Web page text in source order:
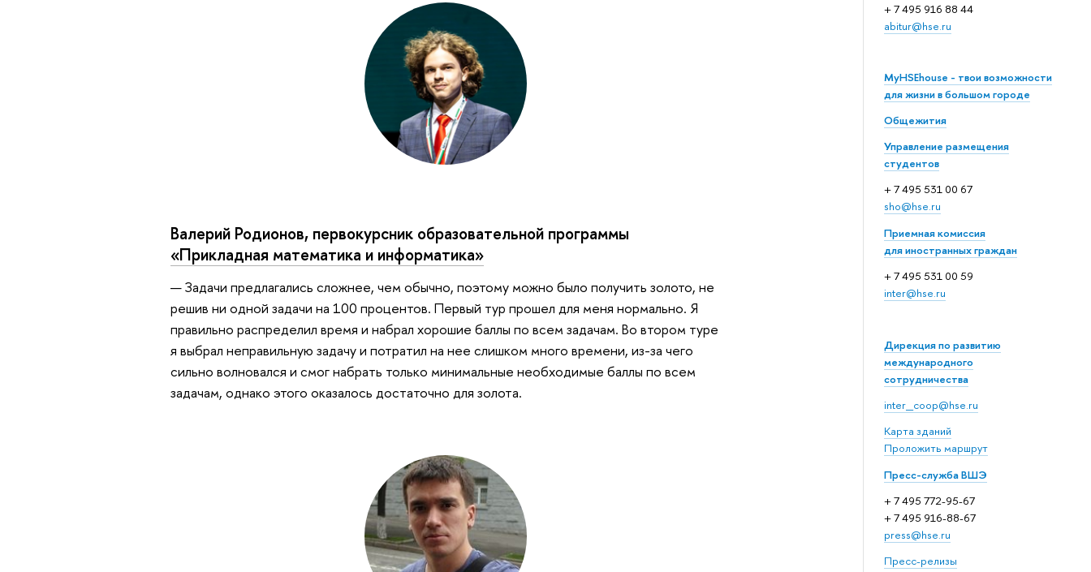
+ 7 495 916 88 44
abitur@hse.ru
MyHSEhouse - твои возможности
для жизни в большом городе
Общежития
Управление размещения
студентов
+ 7 495 531 00 67
sho@hse.ru
Приемная комиссия
для иностранных граждан
+ 7 495 531 00 59
inter@hse.ru
Дирекция по развитию
международного
сотрудничества
inter_coop@hse.ru
Карта зданий
Проложить маршрут
Пресс-служба ВШЭ
+ 7 495 772-95-67
+ 7 495 916-88-67
press@hse.ru
Пресс-релизы
Валерий Родионов, первокурсник образовательной программы
«Прикладная математика и информатика»
— Задачи предлагались сложнее, чем обычно, поэтому можно было получить золото, не
решив ни одной задачи на 100 процентов. Первый тур прошел для меня нормально. Я
правильно распределил время и набрал хорошие баллы по всем задачам. Во втором туре
я выбрал неправильную задачу и потратил на нее слишком много времени, из-за чего
сильно волновался и смог набрать только минимальные необходимые баллы по всем
задачам, однако этого оказалось достаточно для золота.